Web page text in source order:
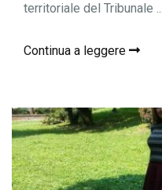
territoriale del Tribunale ...
Continua a leggere